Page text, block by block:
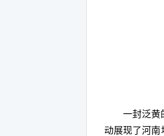
一封泛黄
动展现了河南